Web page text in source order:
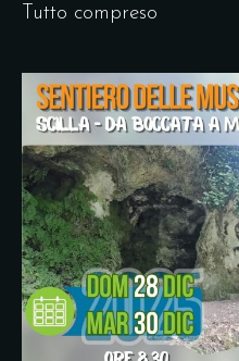
Tutto compreso